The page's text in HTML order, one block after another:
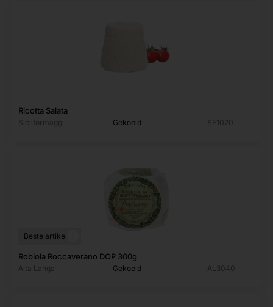
Ricotta Salata
Sicilformaggi Gekoeld SF1020
Bestelartikel
Robiola Roccaverano DOP 300g
Alta Langa Gekoeld AL3040